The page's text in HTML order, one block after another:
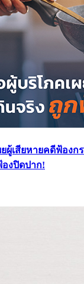
ผู้เสียหายคดีฟ้องก
งปิดปาก!